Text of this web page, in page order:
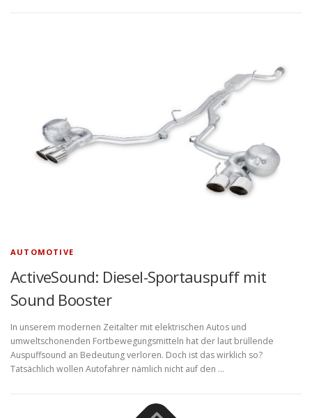
AUTOMOTIVE
ActiveSound: Diesel-Sportauspuff mit
Sound Booster
In unserem modernen Zeitalter mit elektrischen Autos und
umweltschonenden Fortbewegungsmitteln hat der laut brüllende
Auspuffsound an Bedeutung verloren. Doch ist das wirklich so?
Tatsächlich wollen Autofahrer nämlich nicht auf den …